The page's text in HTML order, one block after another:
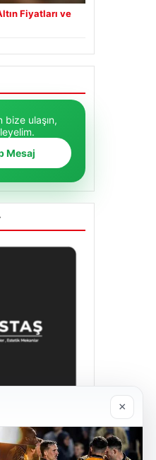
Fiyatları ve
ulaşın,
Mesaj
×